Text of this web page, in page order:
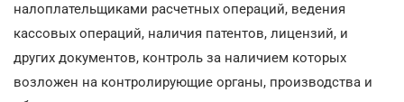
налоплательщиками расчетных операций, ведения
кассовых операций, наличия патентов, лицензий, и
других документов, контроль за наличием которых
возложен на контролирующие органы, производства и